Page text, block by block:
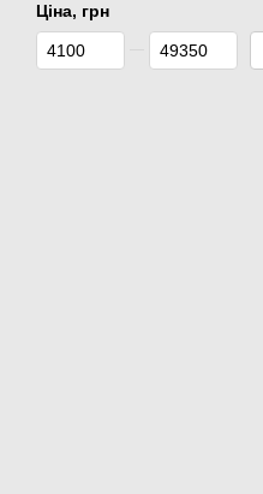
Ціна, грн
Від Ціна, грн
До Ціна, грн